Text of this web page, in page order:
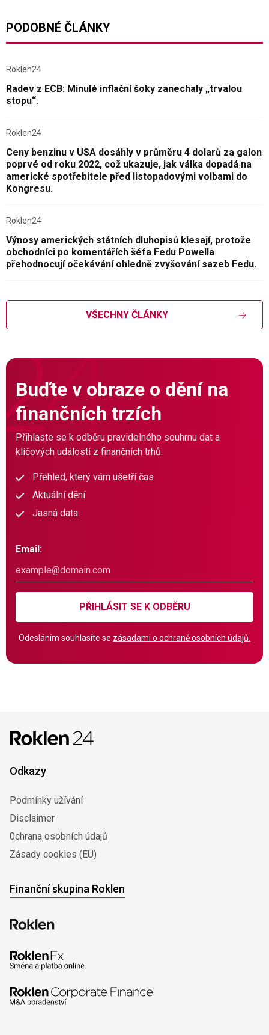
PODOBNÉ ČLÁNKY
Roklen24
Radev z ECB: Minulé inflační šoky zanechaly „trvalou
stopu“.
Roklen24
Ceny benzinu v USA dosáhly v průměru 4 dolarů za galon
poprvé od roku 2022, což ukazuje, jak válka dopadá na
americké spotřebitele před listopadovými volbami do
Kongresu.
Roklen24
Výnosy amerických státních dluhopisů klesají, protože
obchodníci po komentářích šéfa Fedu Powella
přehodnocují očekávání ohledně zvyšování sazeb Fedu.
VŠECHNY ČLÁNKY
Buďte v obraze o dění na
finančních trzích
Přihlaste se k odběru pravidelného souhrnu dat a
klíčových událostí z finančních trhů.
Přehled, který vám ušetří čas
Aktuální dění
Jasná data
Email:
PŘIHLÁSIT SE K ODBĚRU
Odesláním souhlasíte se zásadami o ochraně osobních údajů.
Odkazy
Podmínky užívání
Disclaimer
0chrana osobních údajů
Zásady cookies (EU)
Finanční skupina Roklen